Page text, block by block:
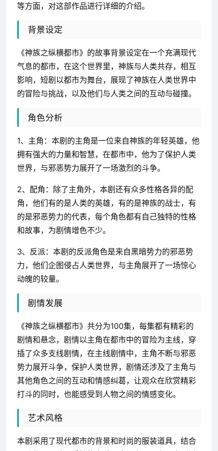
等方面，对这部作品进行详细的介绍。
背景设定
《神族之纵横都市》的故事背景设定在一个充满现代
气息的都市，在这个世界里，神族与人类共存，相互
影响，短剧以都市为舞台，展现了神族在人类世界中
的冒险与挑战，以及他们与人类之间的互动与碰撞。
角色分析
1、主角：本剧的主角是一位来自神族的年轻英雄，他
拥有强大的力量和智慧，在都市中，他为了保护人类
世界，与邪恶势力展开了一场激烈的斗争。
2、配角：除了主角外，本剧还有众多性格各异的配
角，他们有的是人类的英雄，有的是神族的战士，有
的是邪恶势力的代表，每个角色都有自己独特的性格
和故事，为剧情增色不少。
3、反派：本剧的反派角色是来自黑暗势力的邪恶势
力，他们企图侵占人类世界，与主角展开了一场惊心
动魄的较量。
剧情发展
《神族之纵横都市》共分为100集，每集都有精彩的
剧情和悬念，剧情以主角在都市中的冒险为主线，穿
插了众多支线剧情，在主线剧情中，主角不断与邪恶
势力展开斗争，保护人类世界，剧情还涉及了主角与
其他角色之间的互动和情感纠葛，让观众在欣赏精彩
打斗的同时，也能感受到人物之间的情感变化。
艺术风格
本剧采用了现代都市的背景和时尚的服装道具，结合